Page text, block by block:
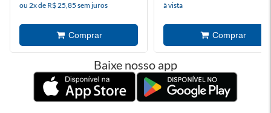
ou 2x de R$ 25,85 sem juros à vista
Baixe nosso app